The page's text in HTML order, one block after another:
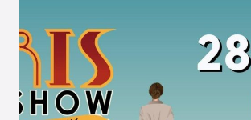
Wyszukaj